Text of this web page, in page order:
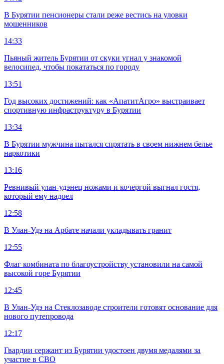
В Бурятии пенсионеры стали реже вестись на уловки
мошенников
14:33
Пьяный житель Бурятии от скуки угнал у знакомой
велосипед, чтобы покататься по городу
13:51
Год высоких достижений: как «АпатитАгро» выстраивает
спортивную инфраструктуру в Бурятии
13:34
В Бурятии мужчина пытался спрятать в своем нижнем белье
наркотики
13:16
Ревнивый улан-удэнец ножами и кочергой выгнал гостя,
который ему надоел
12:58
В Улан-Удэ на Арбате начали укладывать гранит
12:55
Флаг комбината по благоустройству установили на самой
высокой горе Бурятии
12:45
В Улан-Удэ на Стеклозаводе строители готовят основание для
нового путепровода
12:17
Гвардии сержант из Бурятии удостоен двумя медалями за
участие в СВО